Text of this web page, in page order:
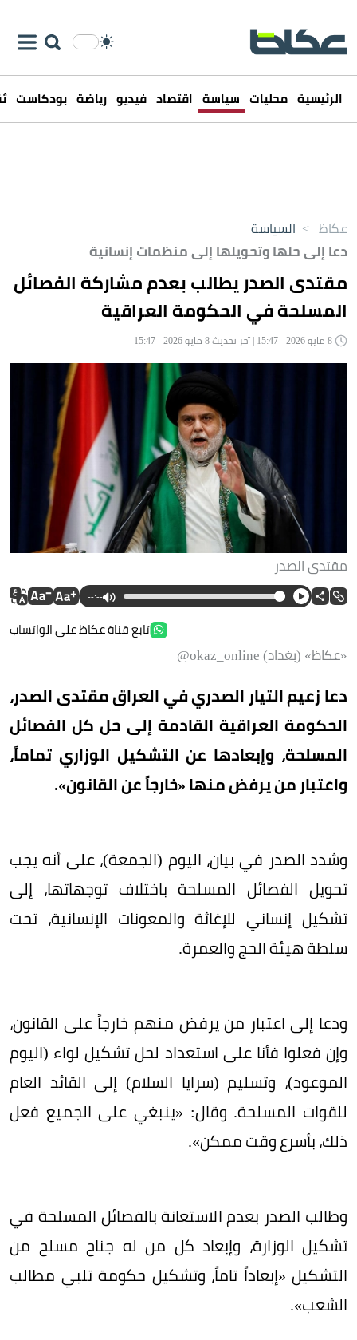
الرئيسية محليات سياسة اقتصاد فيديو رياضة بودكاست
عكاظ > السياسة
دعا إلى حلها وتحويلها إلى منظمات إنسانية
مقتدى الصدر يطالب بعدم مشاركة الفصائل
المسلحة في الحكومة العراقية
مقتدى الصدر
--:--
تابع قناة عكاظ على الواتساب
«عكاظ» (بغداد) okaz_online@
دعا زعيم التيار الصدري في العراق مقتدى الصدر،
الحكومة العراقية القادمة إلى حل كل الفصائل
المسلحة، وإبعادها عن التشكيل الوزاري تماماً،
واعتبار من يرفض منها «خارجاً عن القانون».
وشدد الصدر في بيان، اليوم (الجمعة)، على أنه يجب
تحويل الفصائل المسلحة باختلاف توجهاتها، إلى
تشكيل إنساني للإغاثة والمعونات الإنسانية، تحت
سلطة هيئة الحج والعمرة.
ودعا إلى اعتبار من يرفض منهم خارجاً على القانون،
وإن فعلوا فأنا على استعداد لحل تشكيل لواء (اليوم
الموعود)، وتسليم (سرايا السلام) إلى القائد العام
للقوات المسلحة. وقال: «ينبغي على الجميع فعل
ذلك، بأسرع وقت ممكن».
وطالب الصدر بعدم الاستعانة بالفصائل المسلحة في
تشكيل الوزارة، وإبعاد كل من له جناح مسلح من
التشكيل «إبعاداً تاماً، وتشكيل حكومة تلبي مطالب
الشعب».